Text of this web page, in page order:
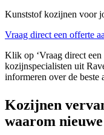
Kunststof kozijnen voor
Vraag direct een offerte
Klik op ‘Vraag direct
kozijnspecialisten uit
informeren over de beste
Kozijnen
waarom